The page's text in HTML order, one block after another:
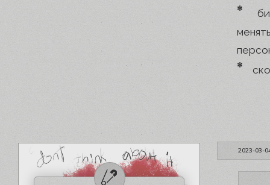
*
*
2023-03-